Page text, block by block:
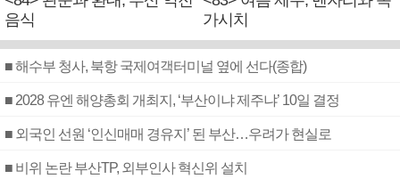
음식
가시치
■ 해수부 청사, 북항 국제여객터미널 옆에 선다(종합)
■ 2028 유엔 해양총회 개최지, ‘부산이냐 제주냐’ 10일 결정
■ 외국인 선원 ‘인신매매 경유지’ 된 부산…우려가 현실로
■ 비위 논란 부산TP, 외부인사 혁신위 설치